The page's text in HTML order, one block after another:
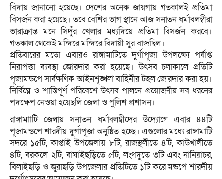
বিদায় জানানো হয়েছে। দেশের অনেক জায়গায় গতকালই প্রতিমা
বিসর্জন করা হয়েছে। তবে বেশির ভাগ স্থানে আজ সনাতন ধর্মাবলম্বীরা
ভারাক্রান্ত মনে সিদুঁর খেলার মধ্যদিয়ে প্রতিমা বিসর্জন করবে।
গতকাল থেকেই মন্দিরে মন্দিরে বিদায়ী সুর বাজছিল।
প্রতিবারের মতো এবারও রাঙ্গামাটিতে দুর্গাপূজা উপলক্ষ্যে পর্যাপ্ত
নিরাপত্তা ব্যবস্থা জোরদার করা হয়েছে। উৎসব চলাকালে প্রতিটি
পূজামন্ডপে সার্বক্ষণিক আইনশৃঙ্খলা বাহিনীর টহল জোরদার করা হয়।
নির্বিঘ্নে ও শান্তিপূর্ণ পরিবেশে উৎসব পালনে প্রয়োজনীয় সব ধরনের
পদক্ষেপ নেওয়া হয়েছলি জেলা ও পুলিশ প্রশাসন।
রাঙ্গামাাটি জেলায় সনাতন ধর্মাবলম্বীদের উদ্যোগে এবার ৪৪টি
পূজামন্ডপে শারদীয় দুর্গাপূজা অনুষ্ঠিত হচ্ছে। এগুলোর মধ্যে রাঙ্গামাটি
সদরে ১৫টি, কাপ্তাই উপজেলায় ৮টি, রাজস্থলীতে ৪টি, কাউখালীতে
৪টি, বরকলে ২টি, বাঘাইছড়িতে ৫টি, লংগদুতে ৩টি এবং নানিয়াচর,
বিলাইছড়ি ও জুরাছড়ি উপজেলার প্রতিটিতে ১টি করে মন্ডপে শারদীয়